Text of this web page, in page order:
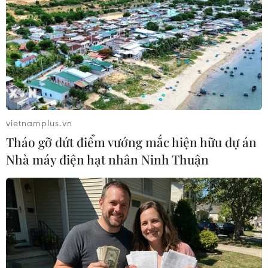
miền Trung... Trong bối cảnh đó, mô hình nhà
chống bão, lũ được đánh giá là giải pháp thích
ứng hiệu quả để giảm thiểu thiệt hại do thiên tai
gây ra.
Mô hình nhà chống bão, lũ tại Việt Nam. (Ảnh: PV/Vietnam+)
vietnamplus.vn
Tháo gỡ dứt điểm vướng mắc hiện hữu dự án
Nhà máy điện hạt nhân Ninh Thuận